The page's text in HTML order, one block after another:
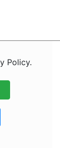
Policy.